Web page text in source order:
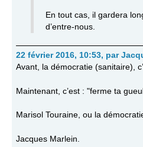
En tout cas, il gardera
d’entre-nous.
22 février 2016, 10:53, par
Avant, la démocratie (sanitaire),
Maintenant, c’est : "ferme ta
Marisol Touraine, ou la
Jacques Marlein.